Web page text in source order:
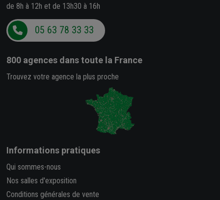
de 8h à 12h et de 13h30 à 16h
05 63 78 33 33
800 agences dans toute la France
Trouvez votre agence la plus proche
Informations pratiques
Qui sommes-nous
Nos salles d'exposition
Conditions générales de vente